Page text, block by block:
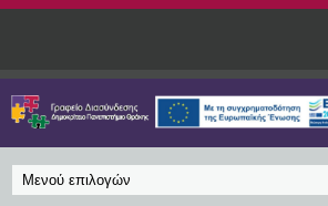
Παράκαμψη προς το κυρίως περιεχόμενο